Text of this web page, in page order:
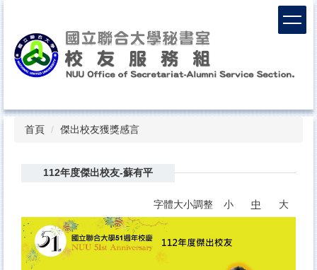
要
首頁 傑出校友獲獎感言
112年度傑出校友-蘇有平
字體大小調整 小 中 大